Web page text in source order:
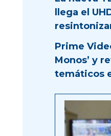
llega el
Prime
Monos’ y
temáticos